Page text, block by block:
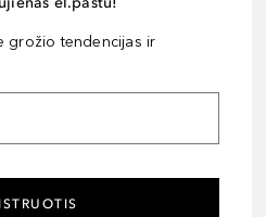
grožio tendencijas ir